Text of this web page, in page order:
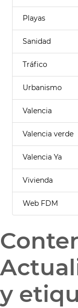
Playas
Sanidad
Tráfico
Urbanismo
Valencia
Valencia verde
Valencia Ya
Vivienda
Web FDM
y